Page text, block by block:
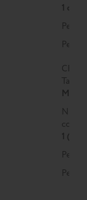
1 ou 2
Peut
Peut
CP
Taille
M
Nbre
1 (M)
Peut
Peut